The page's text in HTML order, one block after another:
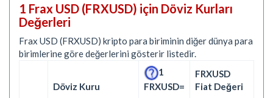
1 Frax USD (FRXUSD) için Döviz Kurları
Değerleri
Frax USD (FRXUSD) kripto para biriminin diğer dünya para
birimlerine göre değerlerini gösterir listedir.
Döviz Kuru
1
FRXUSD=
FRXUSD
Fiat Değeri